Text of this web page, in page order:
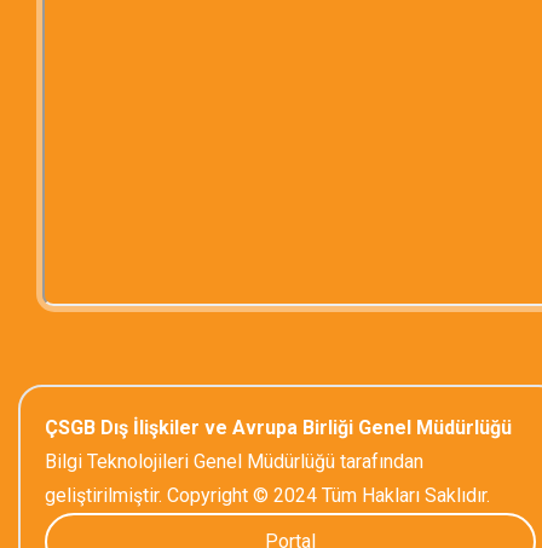
ÇSGB Dış İlişkiler ve Avrupa Birliği Genel Müdürlüğü
Bilgi Teknolojileri Genel Müdürlüğü tarafından
geliştirilmiştir. Copyright © 2024 Tüm Hakları Saklıdır.
Portal